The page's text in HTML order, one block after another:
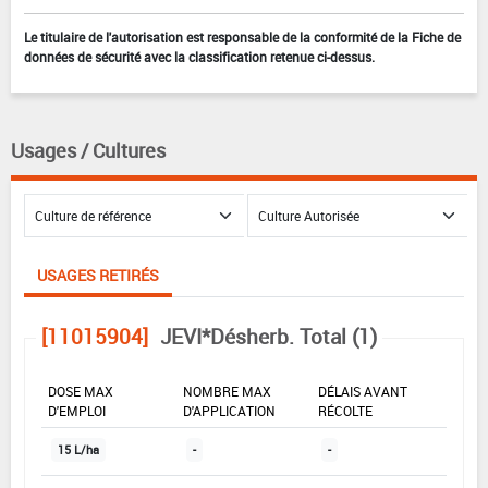
Le titulaire de l'autorisation est responsable de la conformité de la Fiche de
données de sécurité avec la classification retenue ci-dessus.
Usages / Cultures
USAGES RETIRÉS
[11015904] JEVI*Désherb. Total (1)
DOSE MAX
D'EMPLOI
NOMBRE MAX
D'APPLICATION
DÉLAIS AVANT
RÉCOLTE
15 L/ha - -